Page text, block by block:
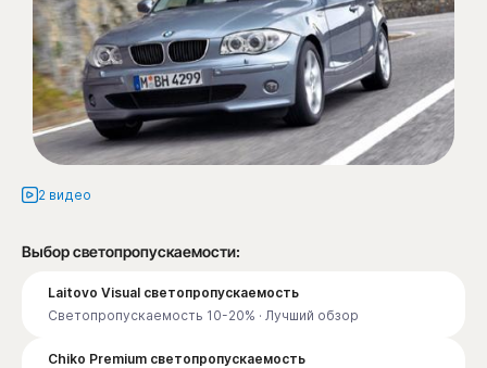
2 видео
Выбор светопропускаемости:
Laitovo Visual светопропускаемость
Светопропускаемость 10-20% · Лучший обзор
Chiko Premium светопропускаемость